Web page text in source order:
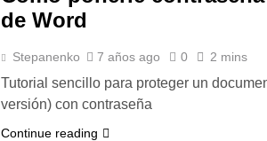
de Word
Stepanenko 7 años ago 0 2 mins
Tutorial sencillo para proteger un
versión) con contraseña
Continue reading